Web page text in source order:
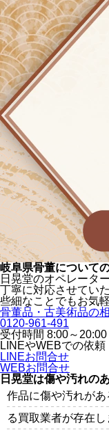
岐阜県骨董について
日晃堂のオペレータ
丁寧に対応させてい
些細なことでもお気
骨董品・古美術品の
0120-961-491
受付時間 8:00～
LINEやWEBでの依頼
LINEお問合せ
WEBお問合せ
日晃堂は傷や汚れの
作品に傷や汚れが
る買取業者が存在